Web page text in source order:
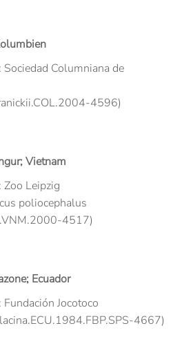
Sociedad Columniana de
4596)
Vietnam
Zoo Leipzig
poliocephalus
4517)
Ecuador
Jocotoco
4667)